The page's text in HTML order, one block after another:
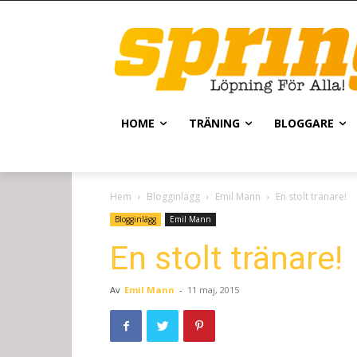
HOME TRÄNING BLOGGARE
Hem Blogginlägg Emil Mann En stolt tränare!
Blogginlägg Emil Mann
En stolt tränare!
Av Emil Mann - 11 maj, 2015